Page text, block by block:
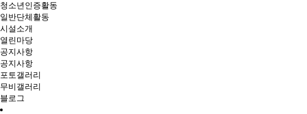
청소년인증활동
일반단체활동
시설소개
열린마당
공지사항
공지사항
포토갤러리
무비갤러리
블로그